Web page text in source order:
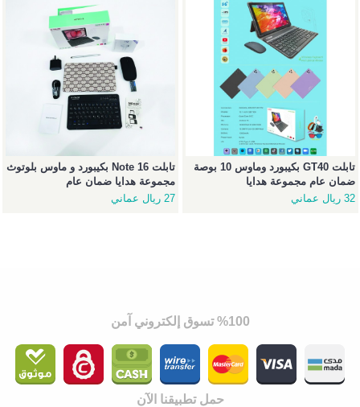
تابلت Note 16 بكيبورد و ماوس بلوتوث
مجموعة هدايا ضمان عام
27 ريال عماني
تابلت GT40 بكيبورد وماوس 10 بوصة
ضمان عام مجموعة هدايا
32 ريال عماني
%100 تسوق إلكتروني آمن
حمل تطبيقنا الآن